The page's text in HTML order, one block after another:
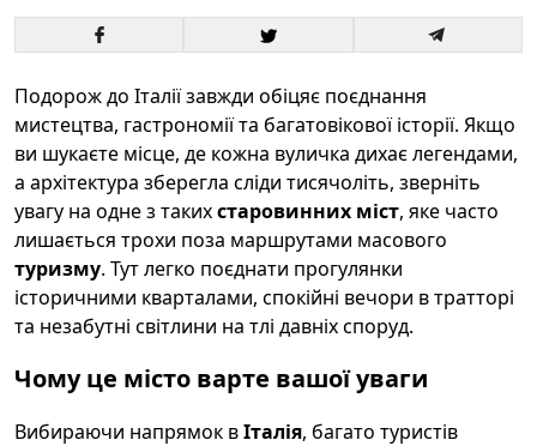
Подорож до Італії завжди обіцяє поєднання
мистецтва, гастрономії та багатовікової історії. Якщо
ви шукаєте місце, де кожна вуличка дихає легендами,
а архітектура зберегла сліди тисячоліть, зверніть
увагу на одне з такихстаровинних міст, яке часто
лишається трохи поза маршрутами масового
туризму. Тут легко поєднати прогулянки
історичними кварталами, спокійні вечори в тратторі
та незабутні світлини на тлі давніх споруд.
Чому це місто варте вашої уваги
Вибираючи напрямок вІталія, багато туристів